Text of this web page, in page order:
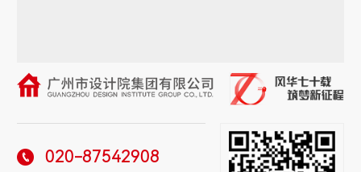
020-87542908